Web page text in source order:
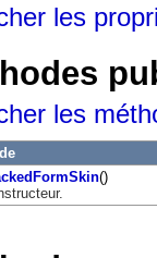
les
les
()